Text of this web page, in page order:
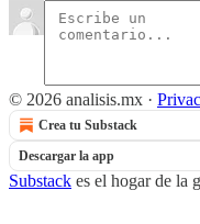
© 2026 analisis.mx ·
Crea tu Substack
Descargar la app
Substack es el hogar de la